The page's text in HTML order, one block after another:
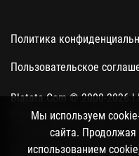
Политика
Пользовательское
Blatata.Com © 2000-2026 |
Использование сайта
с политикой
соглашением и
Мы используем
сайта. Продолжая
использованием